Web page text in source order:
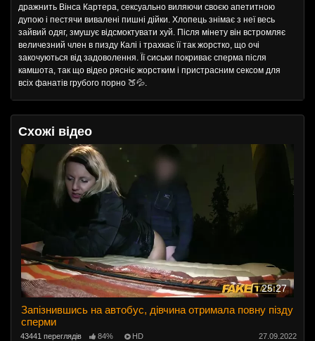
дражнить Вінса Картера, сексуально виляючи своєю апетитною
дупою і пестячи вивалені пишні дійки. Хлопець знімає з неї весь
зайвий одяг, змушує відсмоктувати хуй. Після мінету він встромляє
величезний член в пизду Калі і трахкає її так жорстко, що очі
закочуються від задоволення. Її сиськи покриває сперма після
камшота, так що відео рясніє жорстким і пристрасним сексом для
всіх фанатів грубого порно 🍑💦.
Схожі відео
25:27
Запізнившись на автобус, дівчина отримала повну пізду
сперми
43441 переглядів 84% HD 27.09.2022